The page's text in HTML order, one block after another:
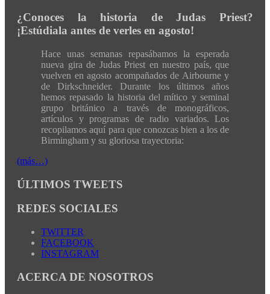
¿Conoces la historia de Judas Priest?
¡Estúdiala antes de verles en agosto!
Hace unas semanas repasábamos la esperada
nueva gira de Judas Priest en nuestro país, que
vuelven en agosto acompañados de Airbourne y
de Dirkschneider. Durante los últimos años
hemos repasado la historia del mítico y seminal
grupo británico a través de monográficos,
artículos y programas de radio variados. Los
recopilamos aquí para que conozcas bien a los de
Birmingham y su gloriosa trayectoria:
(más…)
ÚLTIMOS TWEETS
REDES SOCIALES
TWITTER
FACEBOOK
INSTAGRAM
ACERCA DE NOSOTROS